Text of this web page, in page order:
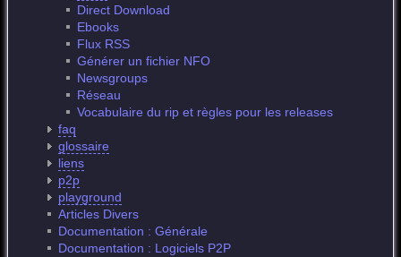
Direct Download
Ebooks
Flux RSS
Générer un fichier NFO
Newsgroups
Réseau
Vocabulaire du rip et règles pour les releases
faq
glossaire
liens
p2p
playground
Articles Divers
Documentation : Générale
Documentation : Logiciels P2P